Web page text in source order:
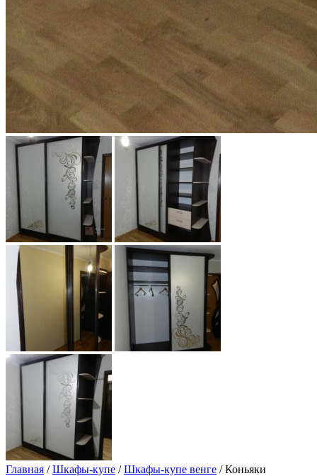
Главная /Шкафы-купе /Шкафы-купе венге / Коньяки